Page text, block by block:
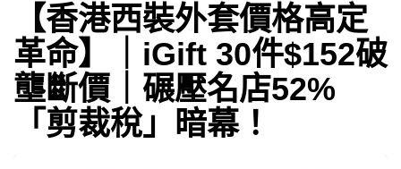
【香港西裝外套價格高定
革命】｜iGift 30件$152破
壟斷價｜碾壓名店52%
「剪裁稅」暗幕！​​